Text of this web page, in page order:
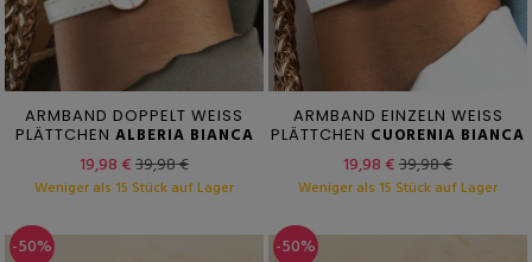
ARMBAND DOPPELT WEISS
PLÄTTCHEN ALBERIA BIANCA
19,98 €39,98 €
Weniger als 15 Stück auf Lager
ARMBAND EINZELN WEISS
PLÄTTCHEN CUORENIA BIANCA
19,98 €39,98 €
Weniger als 15 Stück auf Lager
-50% -50%